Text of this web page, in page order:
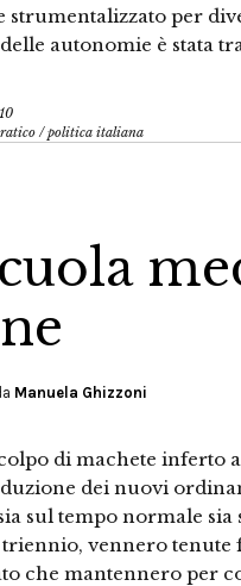
strumentalizzato per
autonomie è stata
/politica italiana
Manuela Ghizzoni
di machete inferto
dei nuovi
sul tempo normale
vennero tenute
che mantennero per